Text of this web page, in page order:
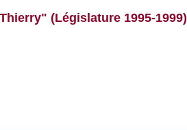
(Législature 1995-1999)